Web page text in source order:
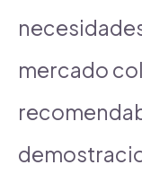
mercado